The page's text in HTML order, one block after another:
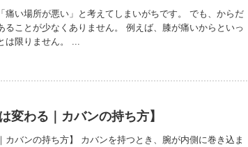
痛い場所が悪い」と考えてしまいがちです。 でも、からだ
ることが少なくありません。 例えば、膝が痛いからといっ
は限りません。 ...
変わる｜カバンの持ち方】
カバンの持ち方】 カバンを持つとき、腕が内側に巻き込ま